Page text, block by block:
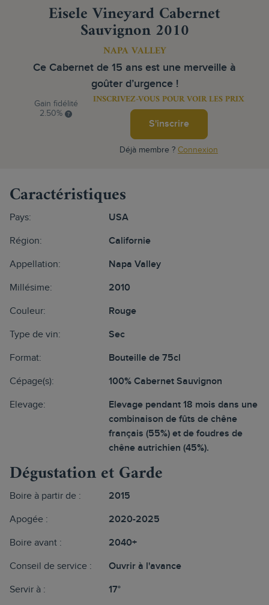
Eisele Vineyard Cabernet
Sauvignon 2010
NAPA VALLEY
Ce Cabernet de 15 ans est une merveille à
goûter d’urgence !
Gain fidélité
2.50%
INSCRIVEZ-VOUS POUR VOIR LES PRIX
S'inscrire
Déjà membre ? Connexion
Caractéristiques
Pays: USA
Région: Californie
Appellation: Napa Valley
Millésime: 2010
Couleur: Rouge
Type de vin: Sec
Format: Bouteille de 75cl
Cépage(s): 100% Cabernet Sauvignon
Elevage:
Elevage pendant 18 mois dans une
combinaison de fûts de chêne
français (55%) et de foudres de
chêne autrichien (45%).
Dégustation et Garde
Boire à partir de : 2015
Apogée : 2020-2025
Boire avant : 2040+
Conseil de service : Ouvrir à l'avance
Servir à : 17°